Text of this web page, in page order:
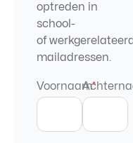
optreden in
school-
of
mailadressen.
Voornaam*